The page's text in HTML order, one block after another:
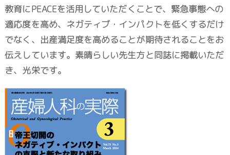
教育にPEACEを活用していただくことで、緊急事態への
適応度を高め、ネガティブ・インパクトを低くするだけ
でなく、出産満足度を高めることが期待されることをお
伝えしています。素晴らしい先生方と同誌に掲載いただ
き、光栄です。